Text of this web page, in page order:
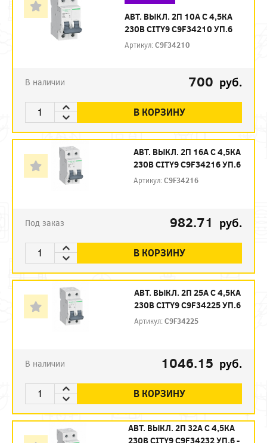
АВТ. ВЫКЛ. 2П 10А С 4,5КА
230В CITY9 C9F34210 УП.6
Артикул:C9F34210
В наличии 700 руб.
В КОРЗИНУ
АВТ. ВЫКЛ. 2П 16А С 4,5КА
230В CITY9 C9F34216 УП.6
Артикул:C9F34216
Под заказ 982.71 руб.
В КОРЗИНУ
АВТ. ВЫКЛ. 2П 25А С 4,5КА
230В CITY9 C9F34225 УП.6
Артикул:C9F34225
В наличии 1046.15 руб.
В КОРЗИНУ
АВТ. ВЫКЛ. 2П 32А С 4,5КА
230В CITY9 C9F34232 УП.6 -